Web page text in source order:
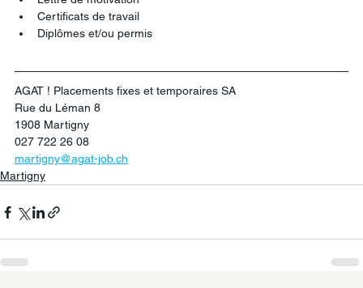
Certificats de travail
Diplômes et/ou permis
AGAT ! Placements fixes et temporaires SA
Rue du Léman 8
1908 Martigny
027 722 26 08
martigny@agat-job.ch
Martigny